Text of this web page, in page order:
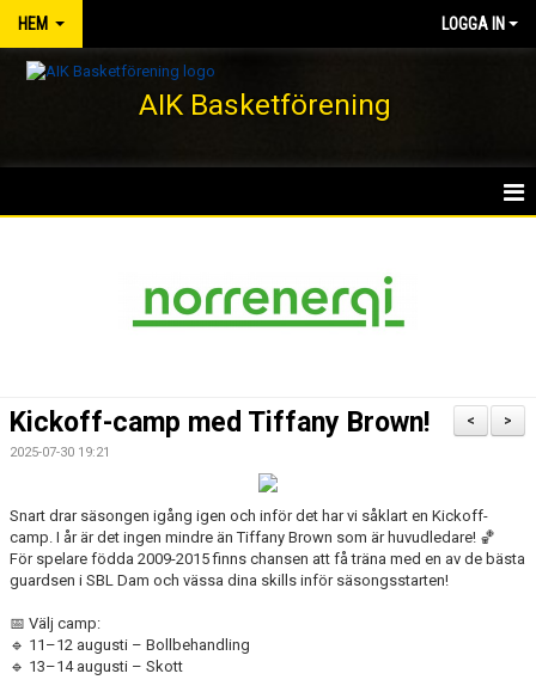
HEM LOGGA IN
AIK Basketförening
DOKUMENT
AVGIFTER
FRITIDSKORTET
>
<
Kickoff-camp med Tiffany Brown!
2025-07-30 19:21
Snart drar säsongen igång igen och inför det har vi såklart en Kickoff-
camp. I år är det ingen mindre än Tiffany Brown som är huvudledare! 🏀
För spelare födda 2009-2015 finns chansen att få träna med en av de bästa
guardsen i SBL Dam och vässa dina skills inför säsongsstarten!
📅 Välj camp:
🔹 11–12 augusti – Bollbehandling
🔹 13–14 augusti – Skott